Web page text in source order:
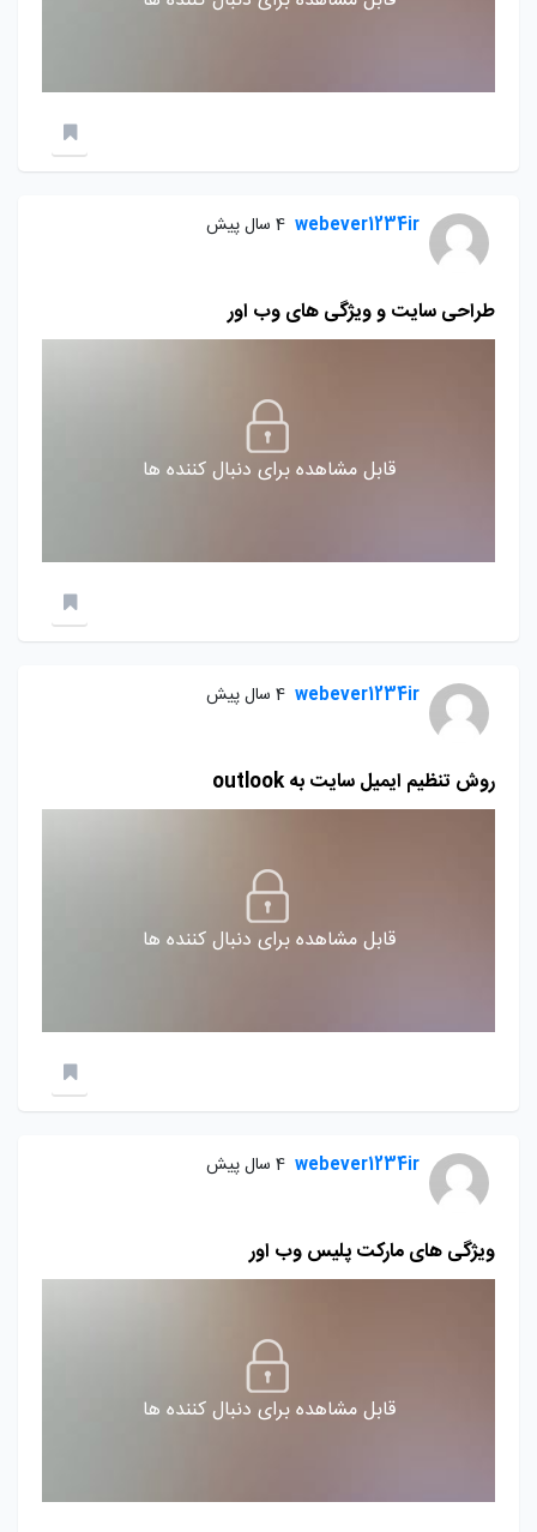
webever1234ir 4 سال پیش
طراحی سایت و ویژگی های وب اور
قابل مشاهده برای دنبال کننده ها
webever1234ir 4 سال پیش
روش تنظیم ایمیل سایت به outlook
قابل مشاهده برای دنبال کننده ها
webever1234ir 4 سال پیش
ویژگی های مارکت پلیس وب اور
قابل مشاهده برای دنبال کننده ها